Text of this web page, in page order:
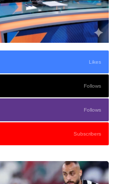
Likes
Follows
Follows
Subscribers